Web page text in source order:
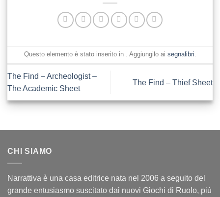
Questo elemento è stato inserito in . Aggiungilo ai segnalibri.
The Find – Archeologist –
The Academic Sheet
The Find – Thief Sheet
CHI SIAMO
Narrattiva è una casa editrice nata nel 2006 a seguito del
grande entusiasmo suscitato dai nuovi Giochi di Ruolo, più